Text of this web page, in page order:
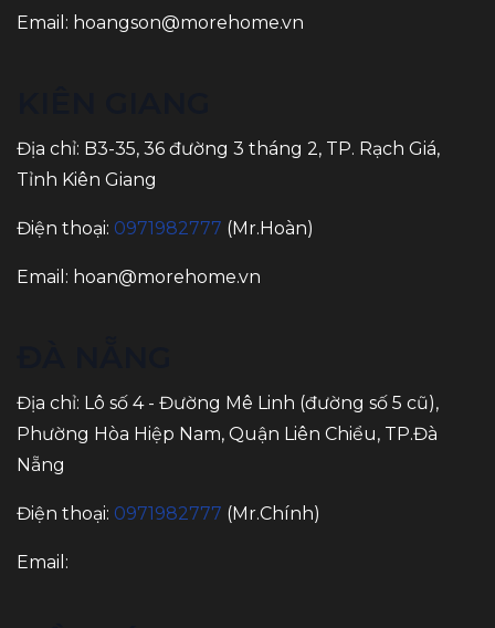
Email: hoangson@morehome.vn
Địa chỉ: B3-35, 36 đường 3 tháng 2, TP. Rạch Giá,
Tỉnh Kiên Giang
Điện thoại: 0971982777 (Mr.Hoàn)
Email: hoan@morehome.vn
Địa chỉ: Lô số 4 - Đường Mê Linh (đường số 5 cũ),
Phường Hòa Hiệp Nam, Quận Liên Chiểu, TP.Đà
Nẵng
Điện thoại: 0971982777 (Mr.Chính)
Email: